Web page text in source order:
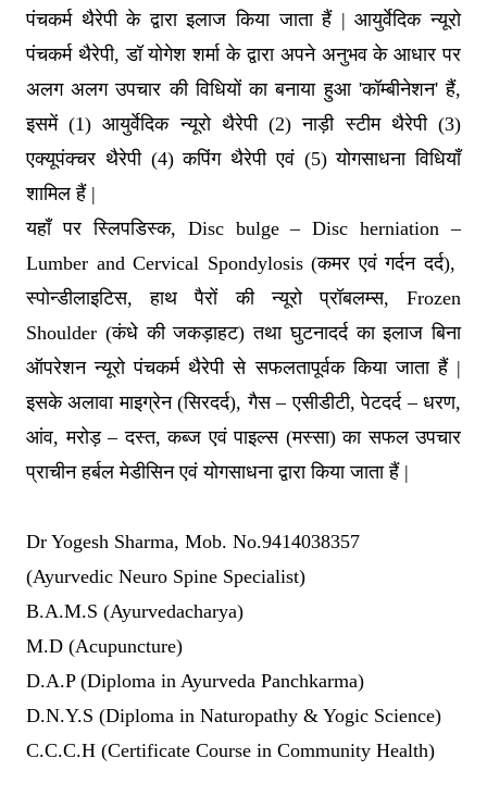
पंचकर्म थैरेपी के द्वारा इलाज किया जाता हैं | आयुर्वेदिक न्यूरो
पंचकर्म थैरेपी, डॉ योगेश शर्मा के द्वारा अपने अनुभव के आधार पर
अलग अलग उपचार की विधियों का बनाया हुआ 'कॉम्बीनेशन' हैं,
इसमें (1) आयुर्वेदिक न्यूरो थैरेपी (2) नाड़ी स्टीम थैरेपी (3)
एक्यूपंक्चर थैरेपी (4) कपिंग थैरेपी एवं (5) योगसाधना विधियाँ
शामिल हैं |
यहाँ पर स्लिपडिस्क, Disc bulge – Disc herniation –
Lumber and Cervical Spondylosis (कमर एवं गर्दन दर्द),
स्पोन्डीलाइटिस, हाथ पैरों की न्यूरो प्रॉबलम्स, Frozen
Shoulder (कंधे की जकड़ाहट) तथा घुटनादर्द का इलाज बिना
ऑपरेशन न्यूरो पंचकर्म थैरेपी से सफलतापूर्वक किया जाता हैं |
इसके अलावा माइग्रेन (सिरदर्द), गैस – एसीडीटी, पेटदर्द – धरण,
आंव, मरोड़ – दस्त, कब्ज एवं पाइल्स (मस्सा) का सफल उपचार
प्राचीन हर्बल मेडीसिन एवं योगसाधना द्वारा किया जाता हैं |
Dr Yogesh Sharma, Mob. No.9414038357
(Ayurvedic Neuro Spine Specialist)
B.A.M.S (Ayurvedacharya)
M.D (Acupuncture)
D.A.P (Diploma in Ayurveda Panchkarma)
D.N.Y.S (Diploma in Naturopathy & Yogic Science)
C.C.C.H (Certificate Course in Community Health)